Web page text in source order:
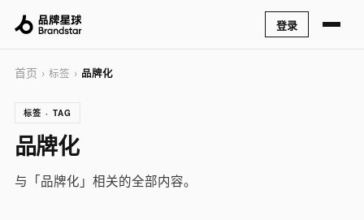
登录
首页 › 标签 › 品牌化
标签 · TAG
品牌化
与「品牌化」相关的全部内容。